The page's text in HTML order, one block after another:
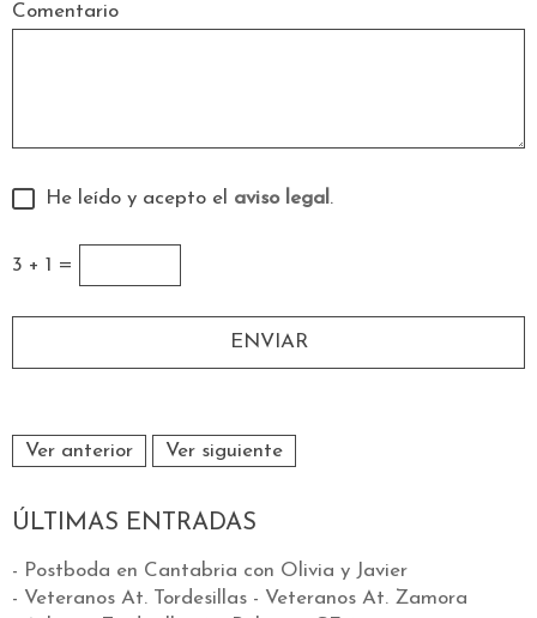
Comentario
He leído y acepto el aviso legal .
3 + 1 =
Ver anterior Ver siguiente
ÚLTIMAS ENTRADAS
- Postboda en Cantabria con Olivia y Javier
- Veteranos At. Tordesillas - Veteranos At. Zamora